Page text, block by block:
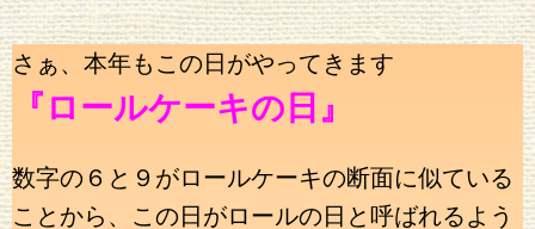
さぁ、本年もこの日がやってきます
『ロールケーキの日』
数字の６と９がロールケーキの断面に似ている
ことから、この日がロールの日と呼ばれるよう